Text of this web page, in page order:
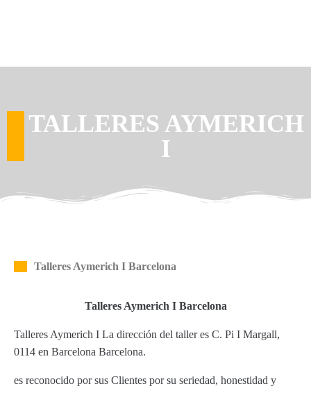
TALLERES AYMERICH
I
Talleres Aymerich I Barcelona
Talleres Aymerich I Barcelona
Talleres Aymerich I La dirección del taller es C. Pi I Margall,
0114 en Barcelona Barcelona.
es reconocido por sus Clientes por su seriedad, honestidad y